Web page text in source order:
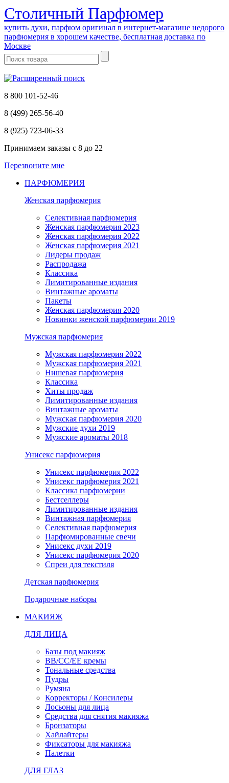
Cтоличный Парфюмер
купить духи, парфюм оригинал в интернет-магазине недорого
парфюмерия в хорошем качестве, бесплатная доставка по
Москве
8 800 101-52-46
8 (499) 265-56-40
8 (925) 723-06-33
Принимаем заказы с 8 до 22
Перезвоните мне
ПАРФЮМЕРИЯ
Женская парфюмерия
Селективная парфюмерия
Женская парфюмерия 2023
Женская парфюмерия 2022
Женская парфюмерия 2021
Лидеры продаж
Распродажа
Классика
Лимитированные издания
Винтажные ароматы
Пакеты
Женская парфюмерия 2020
Новинки женской парфюмерии 2019
Мужская парфюмерия
Мужская парфюмерия 2022
Мужская парфюмерия 2021
Нишевая парфюмерия
Классика
Хиты продаж
Лимитированные издания
Винтажные ароматы
Мужская парфюмерия 2020
Мужские духи 2019
Мужские ароматы 2018
Унисекс парфюмерия
Унисекс парфюмерия 2022
Унисекс парфюмерия 2021
Классика парфюмерии
Бестселлеры
Лимитированные издания
Винтажная парфюмерия
Селективная парфюмерия
Парфюмированные свечи
Унисекс духи 2019
Унисекс парфюмерия 2020
Спреи для текстиля
Детская парфюмерия
Подарочные наборы
МАКИЯЖ
ДЛЯ ЛИЦА
Базы под макияж
BB/CC/EE кремы
Тональные средства
Пудры
Румяна
Корректоры / Консилеры
Лосьоны для лица
Средства для снятия макияжа
Бронзаторы
Хайлайтеры
Фиксаторы для макияжа
Палетки
ДЛЯ ГЛАЗ